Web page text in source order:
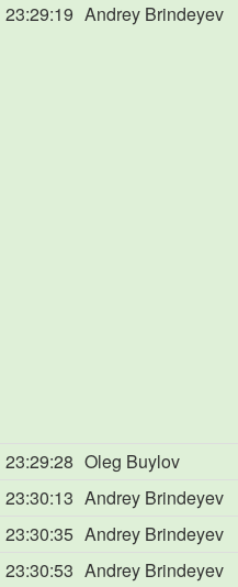
23:29:19 Andrey Brindeyev
23:29:28 Oleg Buylov
23:30:13 Andrey Brindeyev
23:30:35 Andrey Brindeyev
23:30:53 Andrey Brindeyev